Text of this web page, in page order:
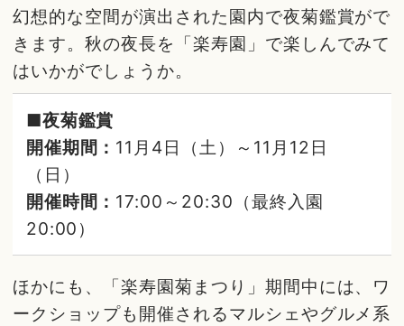
幻想的な空間が演出された園内で夜菊鑑賞がで
きます。秋の夜長を「楽寿園」で楽しんでみて
はいかがでしょうか。
■夜菊鑑賞
開催期間： 11月4日（土）～11月12日
（日）
開催時間： 17:00～20:30（最終入園
20:00）
ほかにも、「楽寿園菊まつり」期間中には、ワ
ークショップも開催されるマルシェやグルメ系